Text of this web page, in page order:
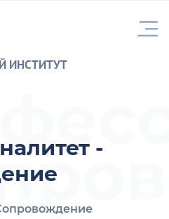
ИНСТИТУТ
-